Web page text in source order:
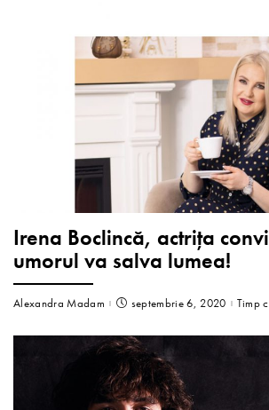
Irena Boclincă, actrița
umorul va salva lumea!
Alexandra Madam septembrie 6, 2020 Timp